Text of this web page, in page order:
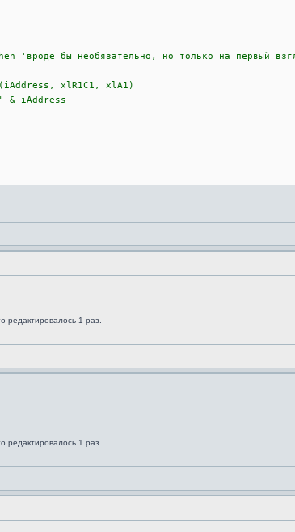
бы необязательно, но только на первый
xlR1C1, xlA1)
iAddress
редактировалось 1 раз.
редактировалось 1 раз.